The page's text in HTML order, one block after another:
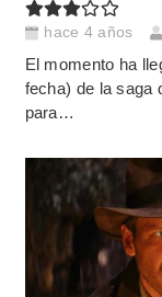
hace 4 años
El momento ha
fecha) de la saga
para…